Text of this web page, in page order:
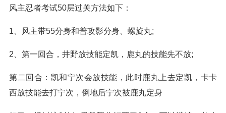
风主忍者考试50层过关方法如下：
1、风主带55分身和普攻影分身、螺旋丸;
2、第一回合，井野放技能定凯，鹿丸的技能先不放;
第二回合：凯和宁次会放技能，此时鹿丸上去定凯，卡卡
西放技能去打宁次，倒地后宁次被鹿丸定身